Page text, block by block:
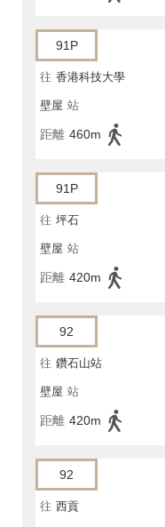
91P
往 香港科技大學
壁屋 站
距離 460m
91P
往 坪石
壁屋 站
距離 420m
92
往 鑽石山站
壁屋 站
距離 420m
92
往 西貢